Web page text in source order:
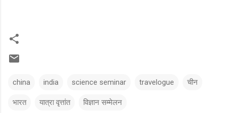
china india science seminar travelogue चीन
भारत यात्रा वृत्तांत विज्ञान सम्मेलन